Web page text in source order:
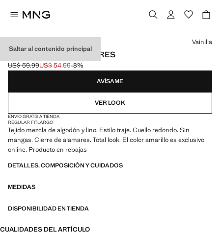
Saltar al contenido principal
CHALECO LINO ALAMARES
Precio inicial tachado [US$ 59.99 ]
US$ 59.99
Precio actual [US$ 54.99 ]
US$ 54.99-8%
Selecciona un color
Vainilla
AVÍSAME
VER LOOK
ENVÍO GRATIS A TIENDA
REGULAR FITLARGO
Tejido mezcla de algodón y lino. Estilo traje. Cuello redondo. Sin
mangas. Cierre de alamares. Total look. El color amarillo es exclusivo
online. Producto en rebajas
DETALLES, COMPOSICIÓN Y CUIDADOS
MEDIDAS
DISPONIBILIDAD EN TIENDA
CUALIDADES DEL ARTÍCULO